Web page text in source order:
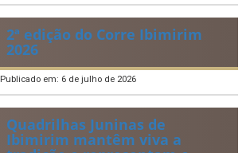
2ª edição do Corre Ibimirim
2026
Publicado em: 6 de julho de 2026
Quadrilhas Juninas de
Ibimirim mantêm viva a